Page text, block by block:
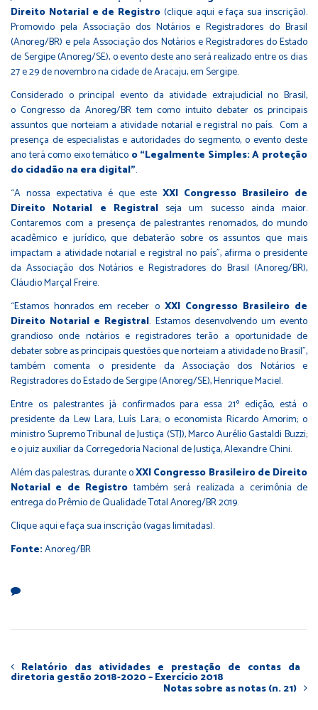
Direito Notarial e de Registro (clique aqui e faça sua inscrição).
Promovido pela Associação dos Notários e Registradores do Brasil
(Anoreg/BR) e pela Associação dos Notários e Registradores do Estado
de Sergipe (Anoreg/SE), o evento deste ano será realizado entre os dias
27 e 29 de novembro na cidade de Aracaju, em Sergipe.
Considerado o principal evento da atividade extrajudicial no Brasil,
o Congresso da Anoreg/BR tem como intuito debater os principais
assuntos que norteiam a atividade notarial e registral no país. Com a
presença de especialistas e autoridades do segmento, o evento deste
ano terá como eixo temático o “Legalmente Simples: A proteção
do cidadão na era digital”.
“A nossa expectativa é que esteXXI Congresso Brasileiro de
Direito Notarial e Registral seja um sucesso ainda maior.
Contaremos com a presença de palestrantes renomados, do mundo
acadêmico e jurídico, que debaterão sobre os assuntos que mais
impactam a atividade notarial e registral no país”, afirma o presidente
da Associação dos Notários e Registradores do Brasil (Anoreg/BR),
Cláudio Marçal Freire.
“Estamos honrados em receber o XXI Congresso Brasileiro de
Direito Notarial e Registral. Estamos desenvolvendo um evento
grandioso onde notários e registradores terão a oportunidade de
debater sobre as principais questões que norteiam a atividade no Brasil”,
também comenta o presidente da Associação dos Notários e
Registradores do Estado de Sergipe (Anoreg/SE), Henrique Maciel.
Entre os palestrantes já confirmados para essa 21º edição, está o
presidente da Lew Lara, Luís Lara; o economista Ricardo Amorim; o
ministro Supremo Tribunal de Justiça (STJ), Marco Aurélio Gastaldi Buzzi;
e o juiz auxiliar da Corregedoria Nacional de Justiça, Alexandre Chini.
Além das palestras, durante oXXI Congresso Brasileiro de Direito
Notarial e de Registrotambém será realizada a cerimônia de
entrega doPrêmio de Qualidade Total Anoreg/BR 2019.
Clique aquie faça sua inscrição (vagas limitadas).
Fonte:Anoreg/BR
Relatório das atividades e prestação de contas da
diretoria gestão 2018-2020 – Exercício 2018
Notas sobre as notas (n. 21)